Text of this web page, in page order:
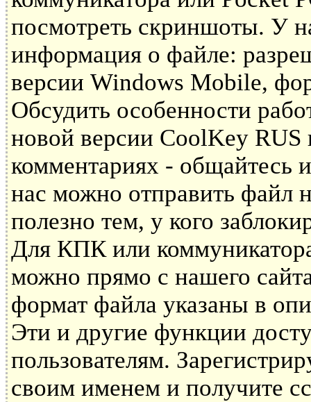
посмотреть скриншоты. У
информация о файле:
версии Windows Mobile,
Обсудить особенности
новой версии СoolKey
комментариях - общайтесь
нас можно отправить файл
полезно тем, у кого
Для КПК или
можно прямо с нашего
формат файла указаны в
Эти и другие функции
пользователям.
своим именем и получите